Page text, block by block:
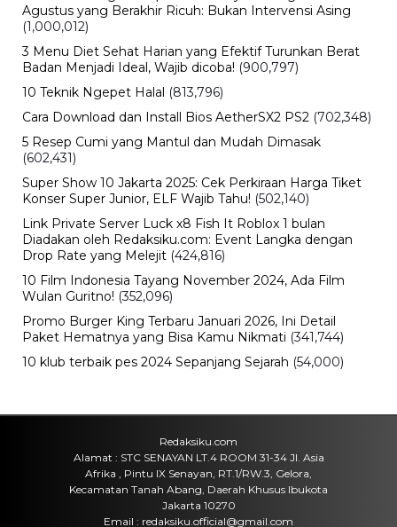
BERITA TERBARU
Hasil PPPK Sekolah Rakyat 2026
Sudah Keluar, Cek Nama dan Arti
Jumat, 7 Agu 2026 - 15:49 WIB
Viral
BPK Ungkap Cerita di Balik Tagihan
Listrik Rumah Dinas Parepare
Jumat, 7 Agu 2026 - 15:27 WIB
Viral
BPK Ungkap Temuan Perjadin
Jumat, 7 Agu 2026 - 15:20 WIB
Viral
yang Sebenarnya Terjadi?
Rencana Gulingkan Pemerintah Iran
Gagal, 2 Pejabat Senior Mossad
Dilaporkan Dicopot